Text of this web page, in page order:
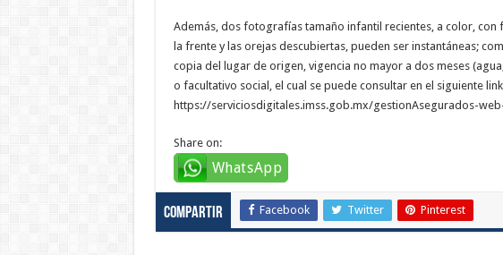
Además, dos fotografías tamaño infantil recientes, a color,
la frente y las orejas descubiertas, pueden ser instantáneas;
copia del lugar de origen, vigencia no mayor a dos meses
o facultativo social, el cual se puede consultar en el siguiente
https://serviciosdigitales.imss.gob.mx/gestionAsegurados-
Share on:
WhatsApp
Compartir Facebook Twitter Pinterest